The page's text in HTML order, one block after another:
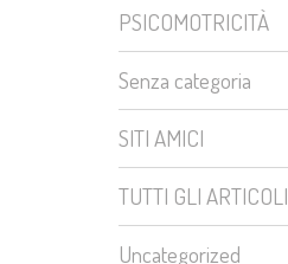
PSICOMOTRICITÀ
Senza categoria
SITI AMICI
TUTTI GLI ARTICOLI
Uncategorized